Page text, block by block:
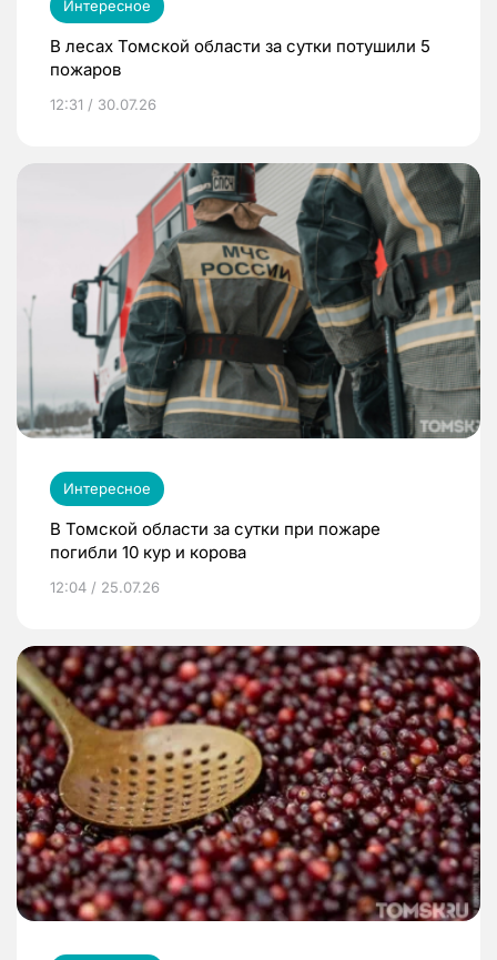
Интересное
В лесах Томской области за сутки потушили 5
пожаров
12:31 / 30.07.26
Интересное
В Томской области за сутки при пожаре
погибли 10 кур и корова
12:04 / 25.07.26